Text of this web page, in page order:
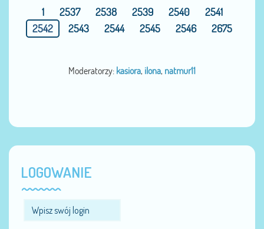
1 2537 2538 2539 2540
2541
2542
2543 2544 2545 2546 2675
Moderatorzy: kasiora, ilona, natmur11
LOGOWANIE